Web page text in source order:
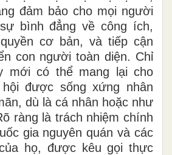
đảm bảo cho mọi người
bình đẳng về công ích,
cơ bản, và tiếp cận
con người toàn diện. Chỉ
mới có thể mang lại cho
được sống xứng nhân
dù là cá nhân hoặc như
ràng là trách nhiệm chính
gia nguyên quánvà các
họ, được kêu gọi thực